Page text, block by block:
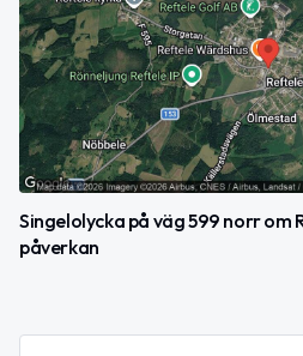
Singelolycka på väg 599 norr om
påverkan